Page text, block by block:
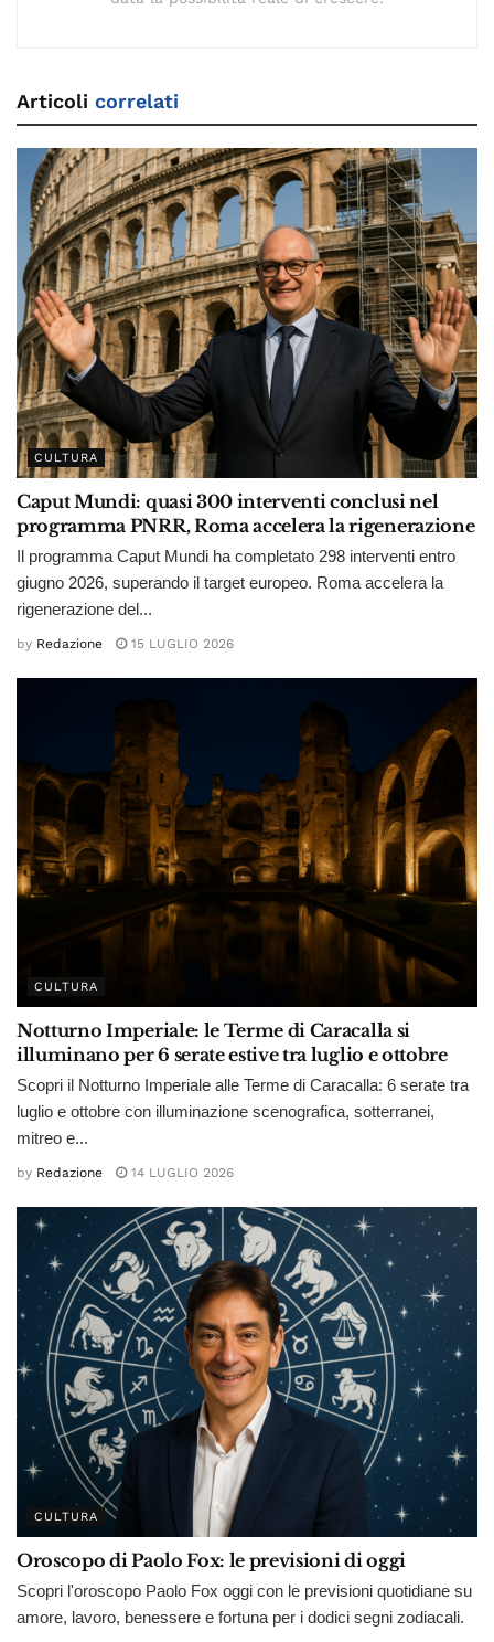
Articoli correlati
CULTURA
Caput Mundi: quasi 300 interventi conclusi nel
programma PNRR, Roma accelera la rigenerazione
Il programma Caput Mundi ha completato 298 interventi entro
giugno 2026, superando il target europeo. Roma accelera la
rigenerazione del...
by Redazione 15 LUGLIO 2026
CULTURA
Notturno Imperiale: le Terme di Caracalla si
illuminano per 6 serate estive tra luglio e ottobre
Scopri il Notturno Imperiale alle Terme di Caracalla: 6 serate tra
luglio e ottobre con illuminazione scenografica, sotterranei,
mitreo e...
by Redazione 14 LUGLIO 2026
CULTURA
Oroscopo di Paolo Fox: le previsioni di oggi
Scopri l'oroscopo Paolo Fox oggi con le previsioni quotidiane su
amore, lavoro, benessere e fortuna per i dodici segni zodiacali.